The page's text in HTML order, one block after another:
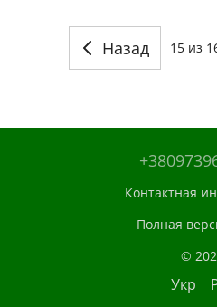
Назад 15 из
Контактная
Полная
©
Укр